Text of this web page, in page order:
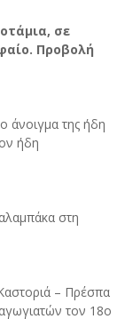
σε
Προβολή
άνοιγμα της ήδη
ήδη
στη
– Πρέσπα
τον 18ο